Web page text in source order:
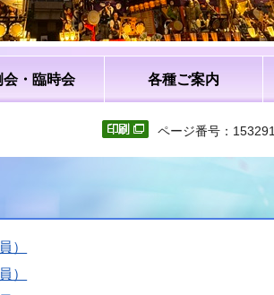
会・臨時会 各種ご案内
ページ番号：153291
）
）